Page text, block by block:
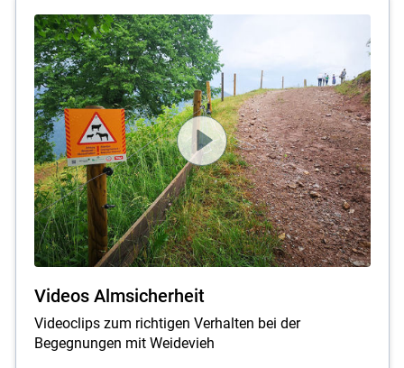
Videos Almsicherheit
Videoclips zum richtigen Verhalten bei der
Begegnungen mit Weidevieh